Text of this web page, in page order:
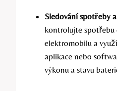
Sledování spotřeby
kontrolujte spotřebu
elektromobilu a
aplikace nebo
výkonu a stavu